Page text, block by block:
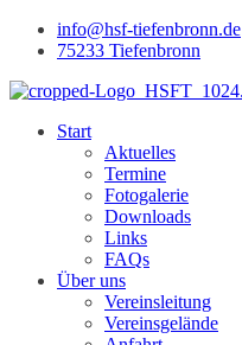
info@hsf-tiefenbronn.de
75233 Tiefenbronn
Start
Aktuelles
Termine
Fotogalerie
Downloads
Links
FAQs
Über uns
Vereinsleitung
Vereinsgelände